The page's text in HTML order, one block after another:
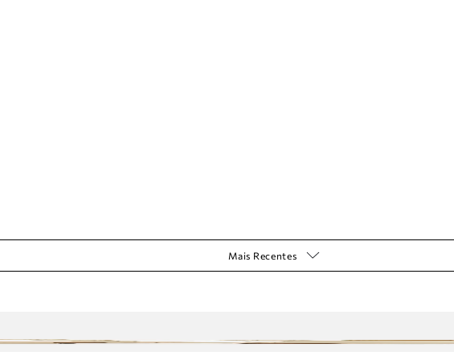
Mais Recentes